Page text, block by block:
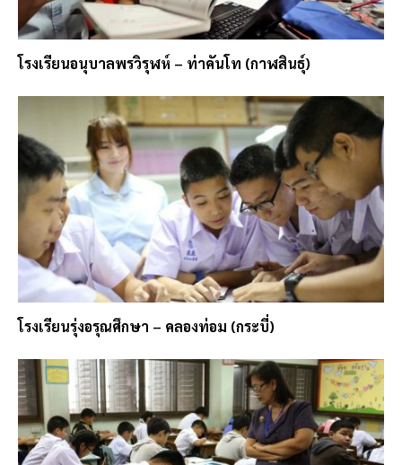
โรงเรียนอนุบาลพรวิรุฬห์ – ท่าคันโท (กาฬสินธุ์)
โรงเรียนรุ่งอรุณศึกษา – คลองท่อม (กระบี่)